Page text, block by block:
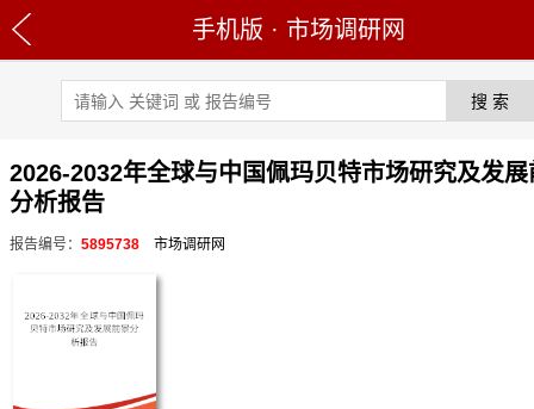
手机版 · 市场调研网
2026-2032年全球与中国佩玛贝特市场研究及发展
分析报告
报告编号： 5895738 市场调研网